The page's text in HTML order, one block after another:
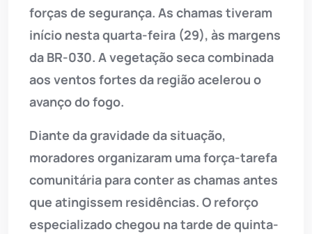
forças de segurança. As chamas tiveram
início nesta quarta-feira (29), às margens
da BR-030. A vegetação seca combinada
aos ventos fortes da região acelerou o
avanço do fogo.
Diante da gravidade da situação,
moradores organizaram uma força-tarefa
comunitária para conter as chamas antes
que atingissem residências. O reforço
especializado chegou na tarde de quinta-